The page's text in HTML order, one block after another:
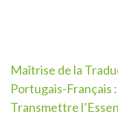
Navigation
de
Maîtrise de la
Portugais-Français :
Transmettre